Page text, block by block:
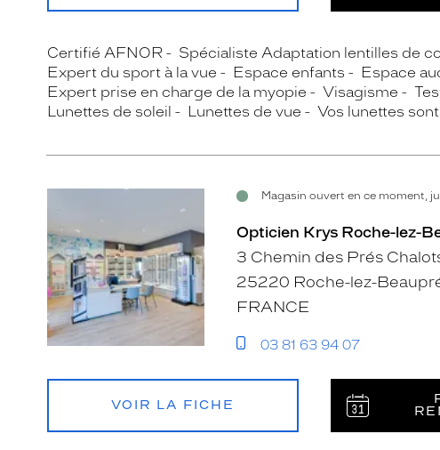
Certifié AFNOR Spécialiste Adaptation lentilles de
Expert du sport à la vue
Espace enfants Espace
Expert prise en charge de la myopie
Visagisme
Lunettes de soleil
Lunettes de vue Vos lunettes
Magasin ouvert en ce moment,
Opticien Krys Roche-lez-
3 Chemin des Prés
25220 Roche-lez-
FRANCE
03 81 63 94 07
VOIR LA FICHE